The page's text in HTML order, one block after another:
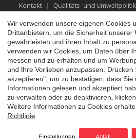
Kontakt Qualitäts- und Umweltpolitik
Datenschutzbestimmungen
Social-Media-Richtlinie
Rückgabe-
All rights reserved
byiEstrategic
Wir verwenden unsere eigenen Cookies
Drittanbietern, um die Sicherheit unserer
gewährleisten und ihren Inhalt zu
verwenden wir Cookies, um Daten über
messen und zu erhalten und um
und Ihre Vorlieben anzupassen. Drücken
akzeptieren", um zu bestätigen, dass Sie
Informationen gelesen und akzeptiert
zu verwalten oder zu deaktivieren,
Weitere Informationen zu Cookies
Richtlinie